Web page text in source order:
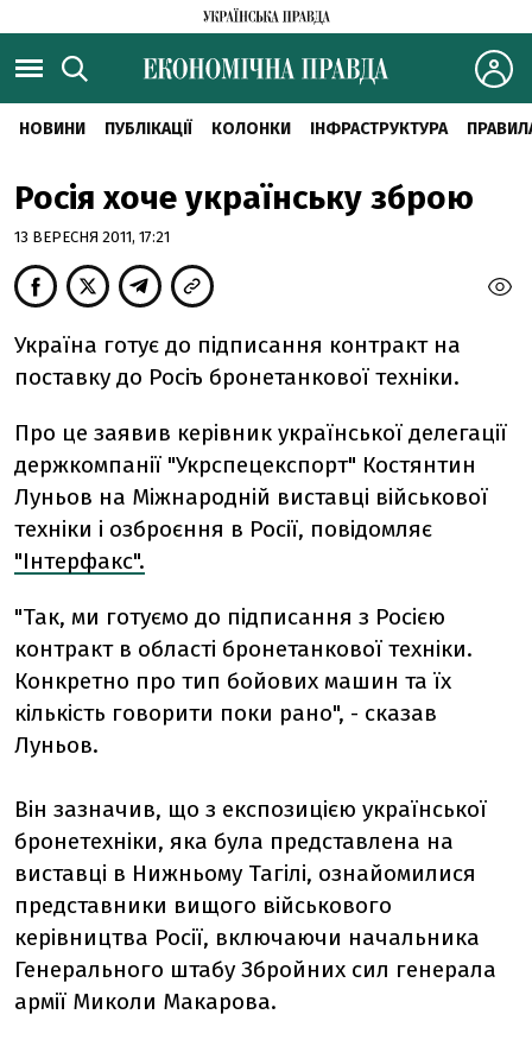
НОВИНИ ПУБЛІКАЦІЇ КОЛОНКИ ІНФРАСТРУКТУРА
Росія хоче українську зброю
13 ВЕРЕСНЯ 2011, 17:21
Україна готує до підписання контракт на
поставку до Росіъ бронетанкової техніки.
Про це заявив керівник української делегації
держкомпанії "Укрспецекспорт" Костянтин
Луньов на Міжнародній виставці військової
техніки і озброєння в Росії, повідомляє
"Інтерфакс".
"Так, ми готуємо до підписання з Росією
контракт в області бронетанкової техніки.
Конкретно про тип бойових машин та їх
кількість говорити поки рано", - сказав
Луньов.
Він зазначив, що з експозицією української
бронетехніки, яка була представлена ​​на
виставці в Нижньому Тагілі, ознайомилися
представники вищого військового
керівництва Росії, включаючи начальника
Генерального штабу Збройних сил генерала
армії Миколи Макарова.